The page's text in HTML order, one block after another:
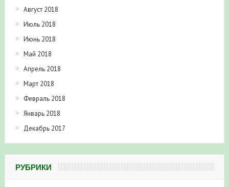
Август 2018
Июль 2018
Июнь 2018
Май 2018
Апрель 2018
Март 2018
Февраль 2018
Январь 2018
Декабрь 2017
РУБРИКИ